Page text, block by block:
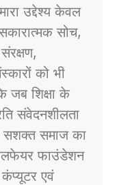
उद्देश्य केवल
सोच,
को भी
जब शिक्षा के
संवेदनशीलता
समाज का
फाउंडेशन
एवं